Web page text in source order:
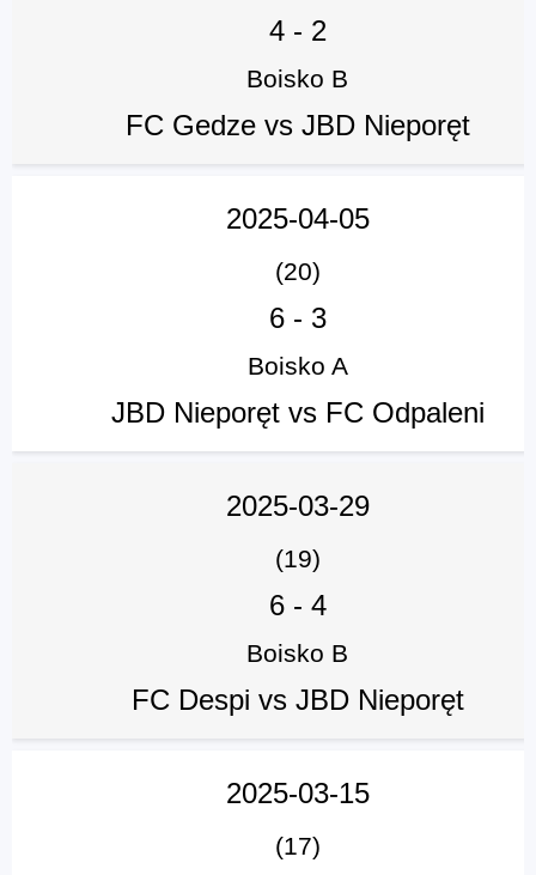
4- 2
Boisko B
FC Gedze vs JBD Nieporęt
2025-04-05
(20)
6- 3
Boisko A
JBD Nieporęt vs FC Odpaleni
2025-03-29
(19)
6- 4
Boisko B
FC Despi vs JBD Nieporęt
2025-03-15
(17)